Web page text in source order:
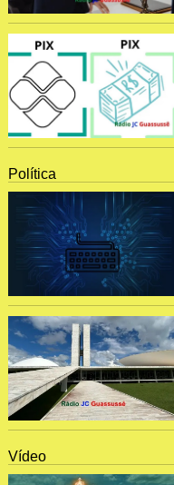
Política
Vídeo